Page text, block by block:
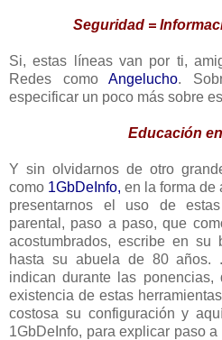
Seguridad =
Si, estas líneas van por ti,
Redes comoAngelucho.
especificar un poco más sobre
Educación
Y sin olvidarnos de otro
como 1GbDeInfo, en la forma de
presentarnos el uso de
parental, paso a paso, que
acostumbrados, escribe en
hasta su abuela de 80 años.
indican durante las
existencia de estas
costosa su configuración y
1GbDeInfo, para explicar paso